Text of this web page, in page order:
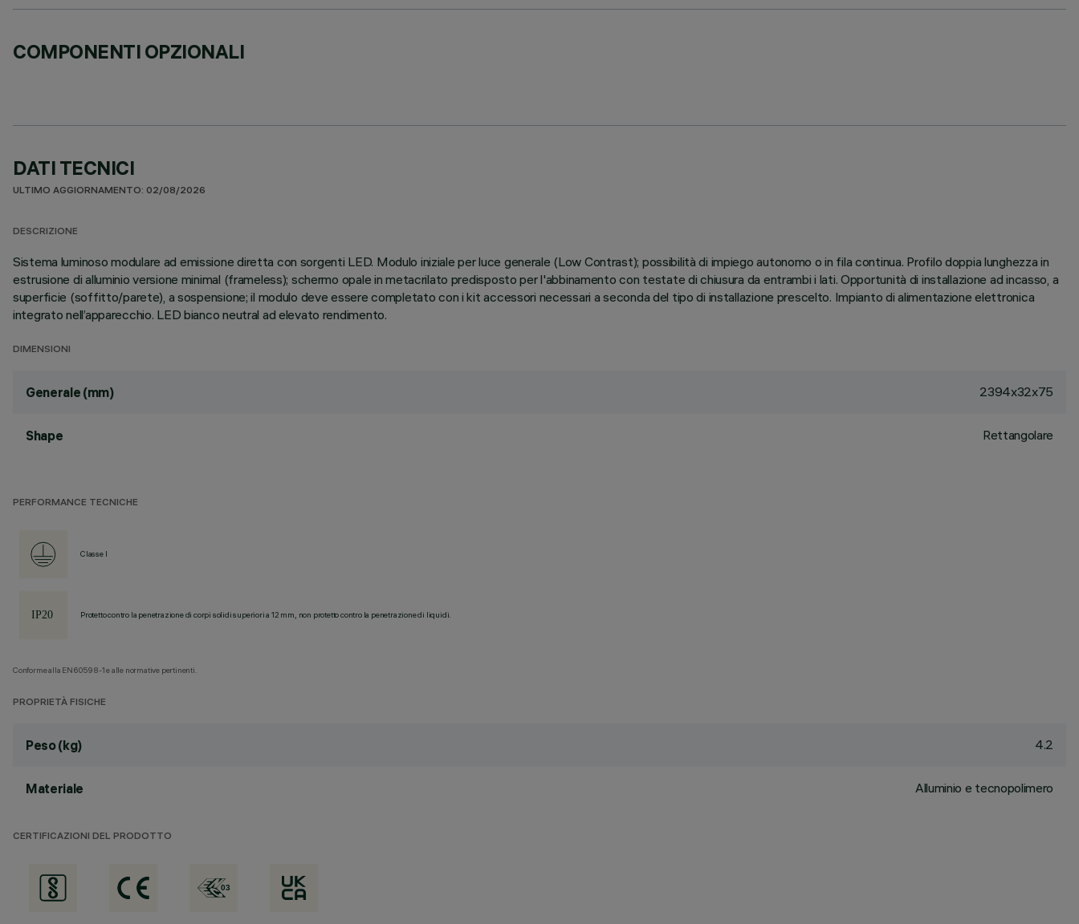
COMPONENTI OPZIONALI
DATI TECNICI
ULTIMO AGGIORNAMENTO: 02/08/2026
DESCRIZIONE
Sistema luminoso modulare ad emissione diretta con sorgenti LED. Modulo iniziale per luce generale (Low Contrast); possibilità di impiego autonomo o in fila continua. Profilo doppia lunghezza in
estrusione di alluminio versione minimal (frameless); schermo opale in metacrilato predisposto per l'abbinamento con testate di chiusura da entrambi i lati. Opportunità di installazione ad incasso, a
superficie (soffitto/parete), a sospensione; il modulo deve essere completato con i kit accessori necessari a seconda del tipo di installazione prescelto. Impianto di alimentazione elettronica
integrato nell’apparecchio. LED bianco neutral ad elevato rendimento.
DIMENSIONI
Generale (mm) 2394x32x75
Shape Rettangolare
PERFORMANCE TECNICHE
Classe I
Protetto contro la penetrazione di corpi solidi superiori a 12 mm, non protetto contro la penetrazione di liquidi.
Conforme alla EN60598-1 e alle normative pertinenti.
PROPRIETÀ FISICHE
Peso (kg) 4.2
Materiale Alluminio e tecnopolimero
CERTIFICAZIONI DEL PRODOTTO